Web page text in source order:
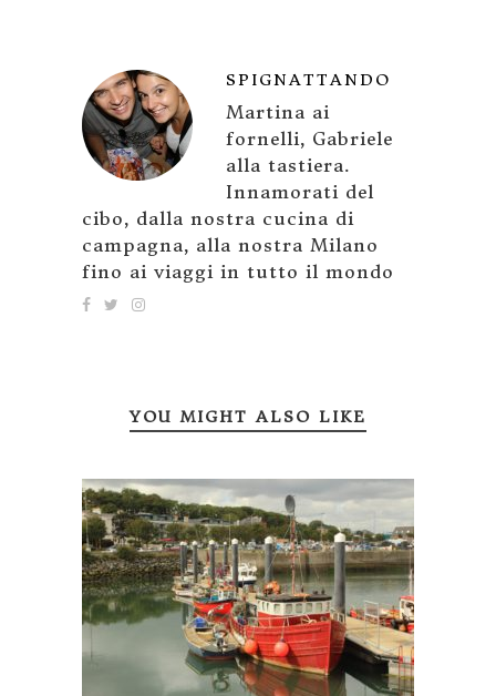
SPIGNATTANDO
Martina ai
fornelli, Gabriele
alla tastiera.
Innamorati del
cibo, dalla nostra cucina di
campagna, alla nostra Milano
fino ai viaggi in tutto il mondo
YOU MIGHT ALSO LIKE